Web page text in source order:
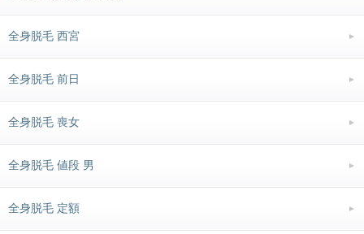
全身脱毛 西宮
全身脱毛 前日
全身脱毛 喪女
全身脱毛 値段 男
全身脱毛 定額